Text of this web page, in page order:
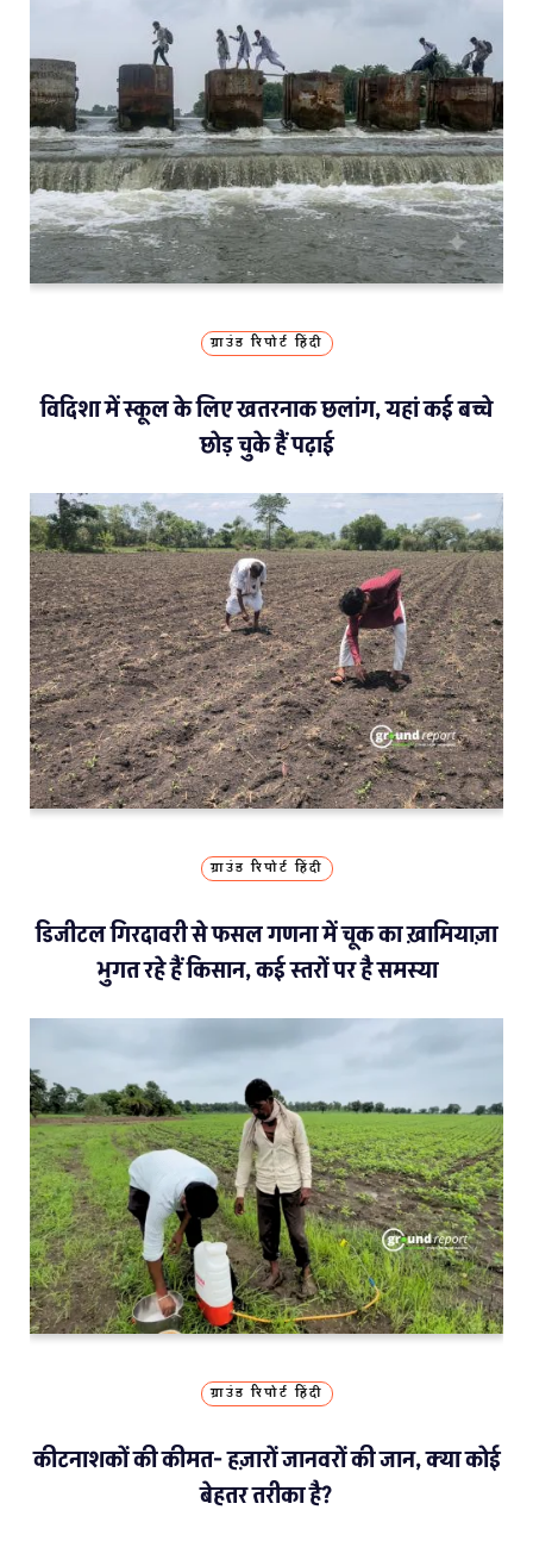
ग्राउंड रिपोर्ट हिंदी
विदिशा में स्कूल के लिए खतरनाक छलांग, यहां कई बच्चे
छोड़ चुके हैं पढ़ाई
ग्राउंड रिपोर्ट हिंदी
डिजीटल गिरदावरी से फसल गणना में चूक का ख़ामियाज़ा
भुगत रहे हैं किसान, कई स्तरों पर है समस्या
ग्राउंड रिपोर्ट हिंदी
कीटनाशकों की कीमत- हज़ारों जानवरों की जान, क्या कोई
बेहतर तरीका है?